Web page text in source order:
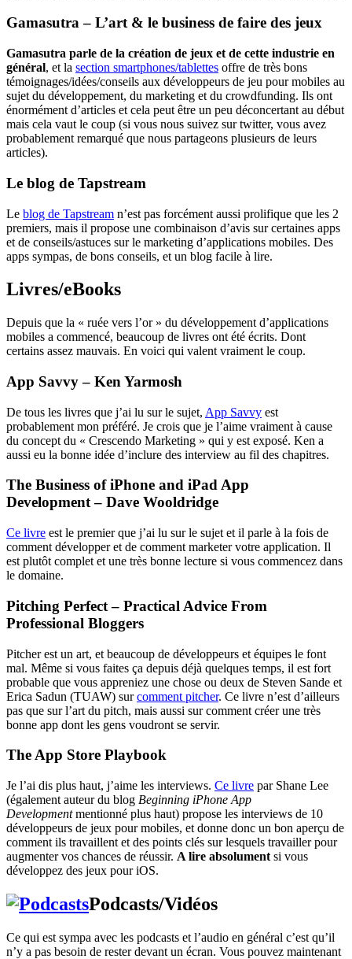
Gamasutra – L’art & le business de faire des jeux
Gamasutra parle de la création de jeux et de cette industrie en
général, et la section smartphones/tablettes offre de très bons
témoignages/idées/conseils aux développeurs de jeu pour mobiles au
sujet du développement, du marketing et du crowdfunding. Ils ont
énormément d’articles et cela peut être un peu déconcertant au début
mais cela vaut le coup (si vous nous suivez sur twitter, vous avez
probablement remarqué que nous partageons plusieurs de leurs
articles).
Le blog de Tapstream
Le blog de Tapstream n’est pas forcément aussi prolifique que les 2
premiers, mais il propose une combinaison d’avis sur certaines apps
et de conseils/astuces sur le marketing d’applications mobiles. Des
apps sympas, de bons conseils, et un blog facile à lire.
Livres/eBooks
Depuis que la « ruée vers l’or » du développement d’applications
mobiles a commencé, beaucoup de livres ont été écrits. Dont
certains assez mauvais. En voici qui valent vraiment le coup.
App Savvy – Ken Yarmosh
De tous les livres que j’ai lu sur le sujet, App Savvy est
probablement mon préféré. Je crois que je l’aime vraiment à cause
du concept du « Crescendo Marketing » qui y est exposé. Ken a
aussi eu la bonne idée d’inclure des interview au fil des chapitres.
The Business of iPhone and iPad App
Development – Dave Wooldridge
Ce livre est le premier que j’ai lu sur le sujet et il parle à la fois de
comment développer et de comment marketer votre application. Il
est plutôt complet et une très bonne lecture si vous commencez dans
le domaine.
Pitching Perfect – Practical Advice From
Professional Bloggers
Pitcher est un art, et beaucoup de développeurs et équipes le font
mal. Même si vous faites ça depuis déjà quelques temps, il est fort
probable que vous appreniez une chose ou deux de Steven Sande et
Erica Sadun (TUAW) surcomment pitcher. Ce livre n’est d’ailleurs
pas que sur l’art du pitch, mais aussi sur comment créer une très
bonne app dont les gens voudront se servir.
The App Store Playbook
Je l’ai dis plus haut, j’aime les interviews. Ce livre par Shane Lee
(également auteur du blog Beginning iPhone App
Developmentmentionné plus haut) propose les interviews de 10
développeurs de jeux pour mobiles, et donne donc un bon aperçu de
comment ils travaillent et des points clés sur lesquels travailler pour
augmenter vos chances de réussir. A lire absolument si vous
développez des jeux pour iOS.
Podcasts/Vidéos
Ce qui est sympa avec les podcasts et l’audio en général c’est qu’il
n’y a pas besoin de rester devant un écran. Vous pouvez maintenant